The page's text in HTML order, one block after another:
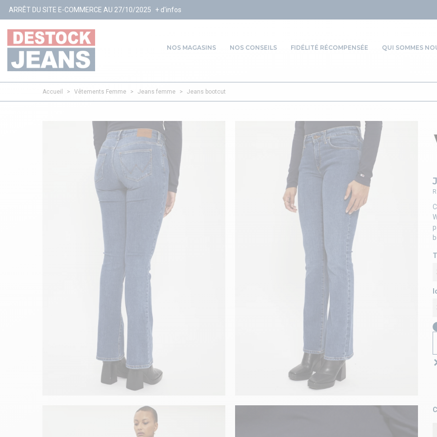
E-COMMERCE AU 27/10/2025 + d'infos
NOS MAGASINS NOS CONSEILS FIDÉLITÉ RÉCOMPENSÉE QUI SOMMES
Accueil > Vêtements Femme > Jeans femme > Jeans bootcut